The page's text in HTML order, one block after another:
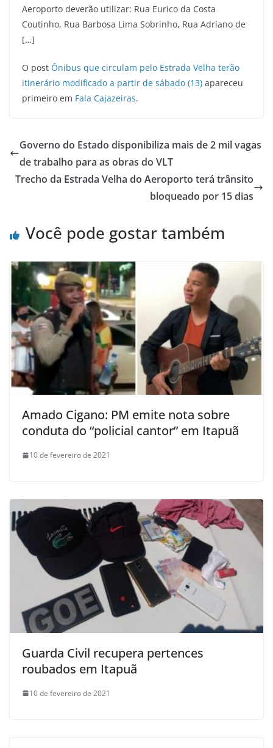
Aeroporto deverão utilizar: Rua Eurico da Costa
Coutinho, Rua Barbosa Lima Sobrinho, Rua Adriano de
[…]
O post Ônibus que circulam pelo Estrada Velha terão
itinerário modificado a partir de sábado (13) apareceu
primeiro em Fala Cajazeiras.
Governo do Estado disponibiliza mais de 2 mil vagas
de trabalho para as obras do VLT
Trecho da Estrada Velha do Aeroporto terá trânsito
bloqueado por 15 dias
Você pode gostar também
Amado Cigano: PM emite nota sobre
conduta do “policial cantor” em Itapuã
10 de fevereiro de 2021
Guarda Civil recupera pertences
roubados em Itapuã
10 de fevereiro de 2021